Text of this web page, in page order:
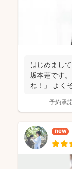
はじめまし
坂本蓮です
ね！」 よく
予約承
new